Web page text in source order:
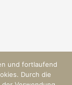
und fortlaufend
Durch die